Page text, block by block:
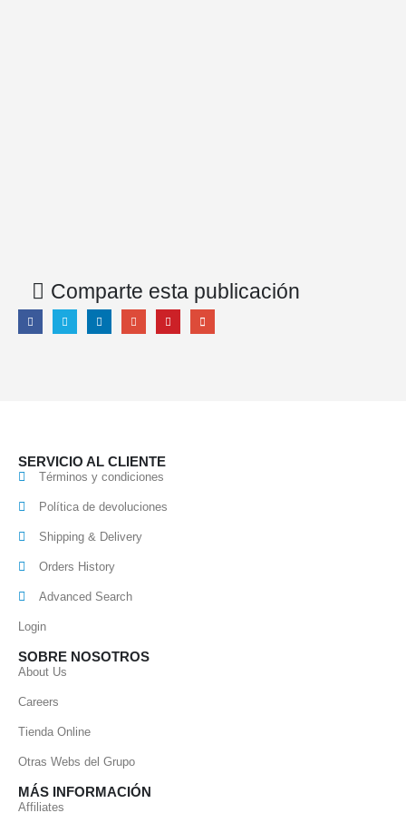
Comparte esta publicación
SERVICIO AL CLIENTE
Términos y condiciones
Política de devoluciones
Shipping & Delivery
Orders History
Advanced Search
Login
SOBRE NOSOTROS
About Us
Careers
Tienda Online
Otras Webs del Grupo
MÁS INFORMACIÓN
Affiliates